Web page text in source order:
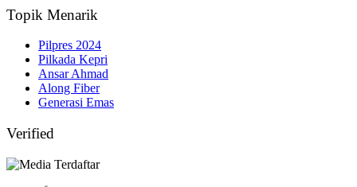
Topik Menarik
Pilpres 2024
Pilkada Kepri
Ansar Ahmad
Along Fiber
Generasi Emas
Verified